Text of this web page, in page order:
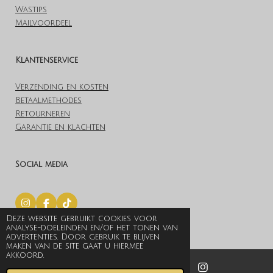
Deze website gebruikt cookies voor
analyse-doeleinden en/of het tonen van
advertenties. Door gebruik te blijven
maken van de site gaat u hiermee
akkoord.
Wastips
Mailvoordeel
Klantenservice
Verzending en kosten
Betaalmethodes
Retourneren
Garantie en klachten
Social media
I
n
s
t
a
g
a
F
a
c
e
b
k
T
i
k
T
o
© 2019 Lovelylingerieoutlet.nl
Powered by JouwWeb